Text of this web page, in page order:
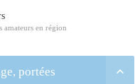
amateurs en région
portées